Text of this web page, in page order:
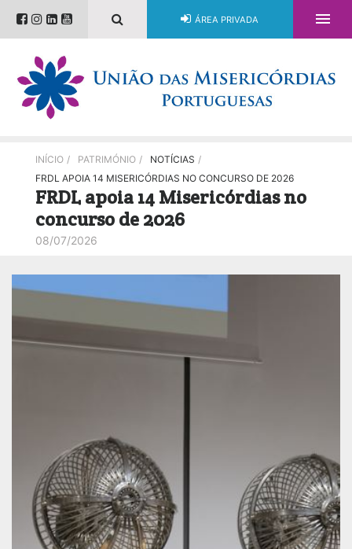
ÁREA PRIVADA 
INÍCIO / PATRIMÓNIO / NOTÍCIAS /
FRDL APOIA 14 MISERICÓRDIAS NO CONCURSO DE 2026
FRDL apoia 14 Misericórdias no
concurso de 2026
08/07/2026